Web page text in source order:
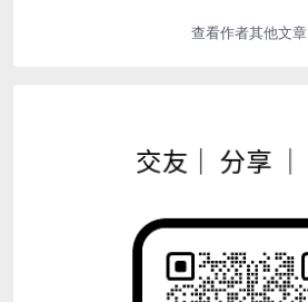
查看作者其他文章